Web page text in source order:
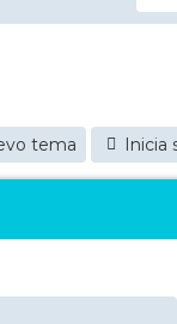
tema Inicia